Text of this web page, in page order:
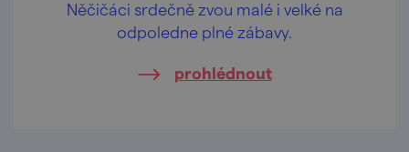
Něčičáci srdečně zvou malé i velké na
odpoledne plné zábavy.
prohlédnout